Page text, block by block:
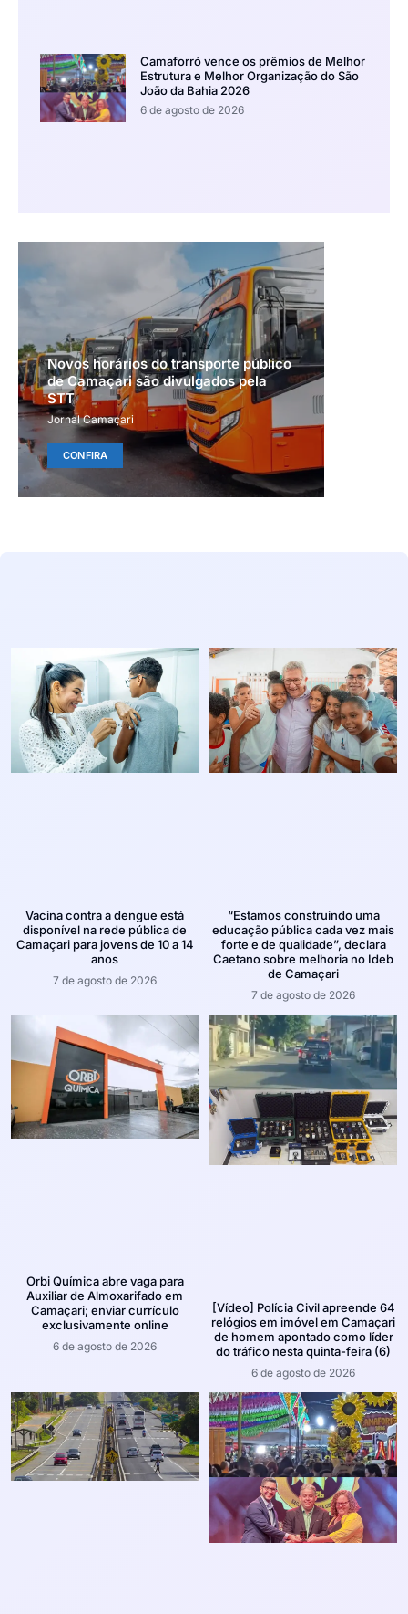
Camaforró vence os prêmios de Melhor
Estrutura e Melhor Organização do São
João da Bahia 2026
6 de agosto de 2026
Novos horários do transporte público
de Camaçari são divulgados pela
STT
Jornal Camaçari
CONFIRA
Vacina contra a dengue está
disponível na rede pública de
Camaçari para jovens de 10 a 14
anos
7 de agosto de 2026
“Estamos construindo uma
educação pública cada vez mais
forte e de qualidade”, declara
Caetano sobre melhoria no Ideb
de Camaçari
7 de agosto de 2026
Orbi Química abre vaga para
Auxiliar de Almoxarifado em
Camaçari; enviar currículo
exclusivamente online
6 de agosto de 2026
[Vídeo] Polícia Civil apreende 64
relógios em imóvel em Camaçari
de homem apontado como líder
do tráfico nesta quinta-feira (6)
6 de agosto de 2026